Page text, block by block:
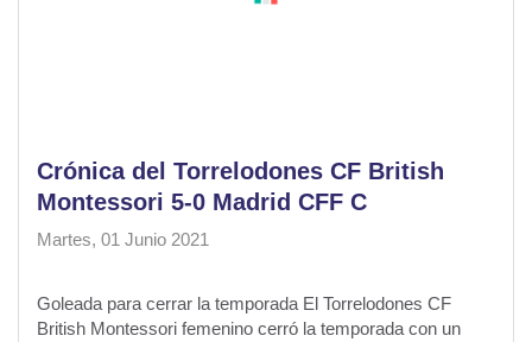
Crónica del Torrelodones CF British
Montessori 5-0 Madrid CFF C
Martes, 01 Junio 2021
Goleada para cerrar la temporada El Torrelodones CF
British Montessori femenino cerró la temporada con un